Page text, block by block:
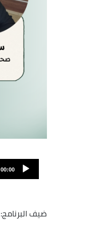
Fichier
audio
00:00
ضيف البرنامج: